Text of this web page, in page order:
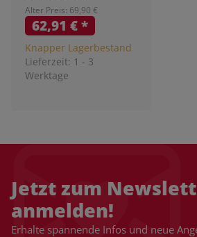
Alter Preis: 69,90 €
62,91 €*
Knapper Lagerbestand
Lieferzeit: 1 - 3
Werktage
Jetzt zum
anmelden!
Erhalte spannende Infos und neue